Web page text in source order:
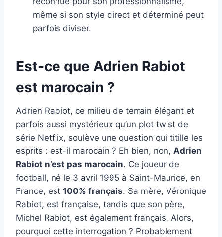
même si son style direct et déterminé peut
parfois diviser.
Est-ce que Adrien Rabiot
est marocain ?
Adrien Rabiot, ce milieu de terrain élégant et
parfois aussi mystérieux qu’un plot twist de
série Netflix, soulève une question qui titille les
esprits : est-il marocain ? Eh bien, non, Adrien
Rabiot n’est pas marocain. Ce joueur de
football, né le 3 avril 1995 à Saint-Maurice, en
France, est 100% français. Sa mère, Véronique
Rabiot, est française, tandis que son père,
Michel Rabiot, est également français. Alors,
pourquoi cette interrogation ? Probablement